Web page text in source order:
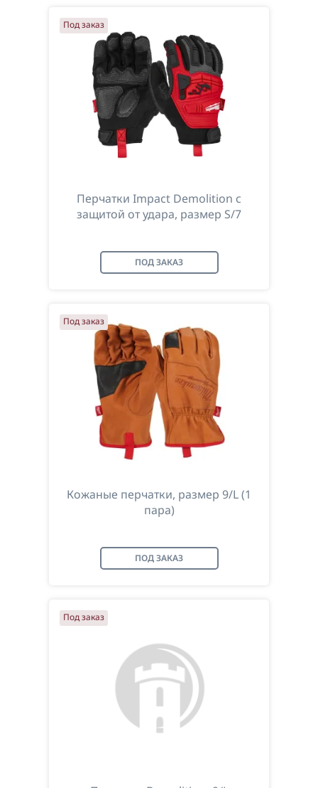
Перчатки Impact Demolition с
защитой от удара, размер S/7
ПОД ЗАКАЗ
Под заказ
Кожаные перчатки, размер 9/L (1
пара)
ПОД ЗАКАЗ
Под заказ
Под заказ